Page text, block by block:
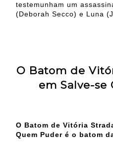
testemunham um
(Deborah Secco) e Luna
O Batom de
em Salve-se
O Batom de Vitória
Quem Puder é o batom